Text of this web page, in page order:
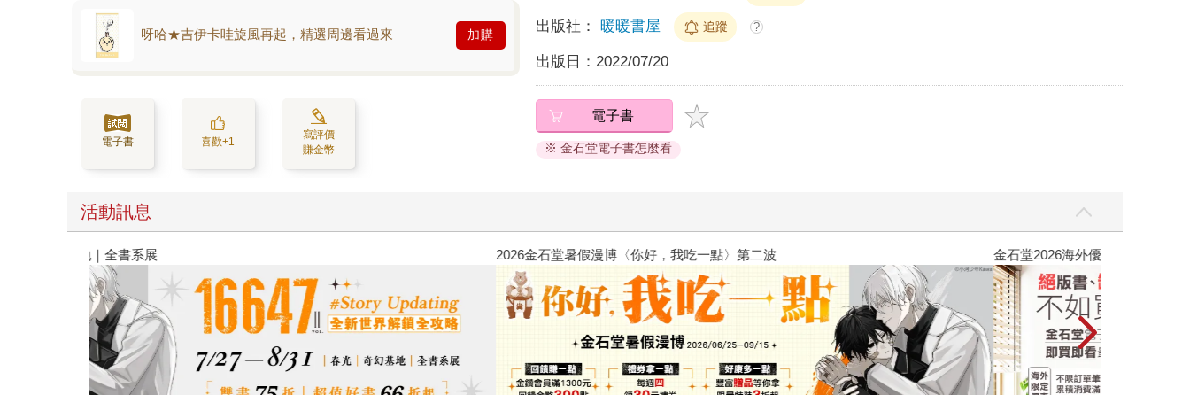
呀哈★吉伊卡哇旋風再起，精選周邊看過來 加購
電子書 喜歡+1
寫評價
賺金幣
出版社： 暖暖書屋 追蹤 ?
出版日： 2022/07/20
電子書
※ 金石堂電子書怎麼看
活動訊息
春光ｘ奇幻基地｜全書系展 2026金石堂暑假漫博〈你好，我吃一點〉第二波 金石堂2026海